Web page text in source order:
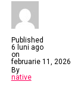
Published
6 luni ago
on
februarie 11, 2026
By
native